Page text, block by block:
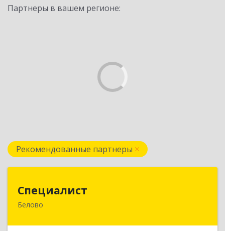
Партнеры в вашем регионе:
Рекомендованные партнеры
Специалист
Белово
Кемеровская обл, Белово г, Ленина ул, дом №